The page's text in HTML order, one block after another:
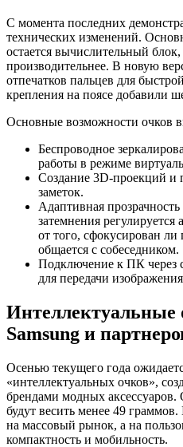
С момента последних
технических изменений.
остается вычислительный
производительнее. В новую
отпечатков пальцев для
крепления на поясе добавили
Основные возможности очков
Беспроводное
работы в режиме
Создание 3D-проекций и
заметок.
Адаптивная
затемнения регулируется
от того, сфокусирован ли
общается с собеседником.
Подключение к ПК через
для передачи
Интеллектуальные
Samsung и
Осенью текущего года
«интеллектуальных очков»,
брендами модных аксессуаров.
будут весить менее 49
на массовый рынок, а на
компактность и мобильность.